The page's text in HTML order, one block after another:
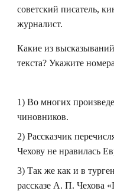
советский писатель,
журналист.
Какие из
текста? Укажите
1) Во многих
чиновников.
2) Рассказчик
Чехову не нравилась
3) Так же как и в
рассказе А. П. Чехова